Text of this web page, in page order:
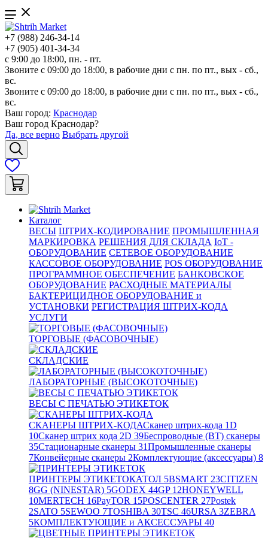
+7 (988) 246-34-14
+7 (905) 401-34-34
с 9:00 до 18:00, пн. - пт.
Звоните с 09:00 до 18:00, в рабочие дни с пн. по пт., вых - сб.,
вс.
Звоните с 09:00 до 18:00, в рабочие дни с пн. по пт., вых - сб.,
вс.
Ваш город: Краснодар
Ваш город Краснодар?
Да, все верно Выбрать другой
Каталог
ВЕСЫ ШТРИХ-КОДИРОВАНИЕ ПРОМЫШЛЕННАЯ
МАРКИРОВКА РЕШЕНИЯ ДЛЯ СКЛАДА IoT -
ОБОРУДОВАНИЕ СЕТЕВОЕ ОБОРУДОВАНИЕ
КАССОВОЕ ОБОРУДОВАНИЕ POS ОБОРУДОВАНИЕ
ПРОГРАММНОЕ ОБЕСПЕЧЕНИЕ БАНКОВСКОЕ
ОБОРУДОВАНИЕ РАСХОДНЫЕ МАТЕРИАЛЫ
БАКТЕРИЦИДНОЕ ОБОРУДОВАНИЕ и
УСТАНОВКИ РЕГИСТРАЦИЯ ШТРИХ-КОДА
УСЛУГИ
ТОРГОВЫЕ (ФАСОВОЧНЫЕ)
СКЛАДСКИЕ
ЛАБОРАТОРНЫЕ (ВЫСОКОТОЧНЫЕ)
ВЕСЫ С ПЕЧАТЬЮ ЭТИКЕТОК
СКАНЕРЫ ШТРИХ-КОДАСканер штрих-кода 1D
10Сканер штрих кода 2D 39Беспроводные (BT) сканеры
35Стационарные сканеры 31Промышленные сканеры
7Конвейерные сканеры 2Комплектующие (аксессуары) 8
ПРИНТЕРЫ ЭТИКЕТОКАТОЛ 5BSMART 23CITIZEN
8GG (NINESTAR) 5GODEX 44GP12HONEYWELL
10MERTECH 16PayTOR 15POSCENTER 27Postek
2SATO 5SEWOO 7TOSHIBA 30TSC 46URSA 3ZEBRA
5КОМПЛЕКТУЮЩИЕ и АКСЕССУАРЫ 40